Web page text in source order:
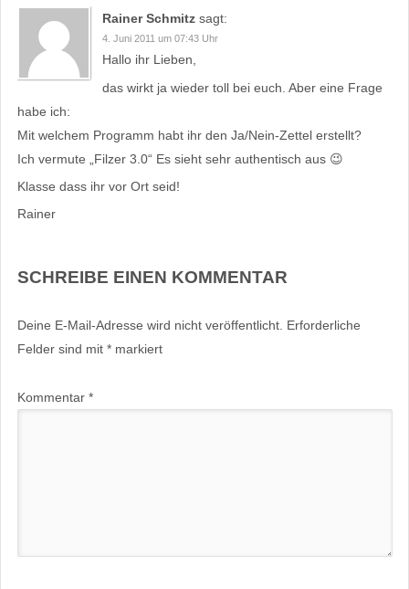
Rainer Schmitz sagt:
4. Juni 2011 um 07:43 Uhr
Hallo ihr Lieben,
das wirkt ja wieder toll bei euch. Aber eine Frage
habe ich:
Mit welchem Programm habt ihr den Ja/Nein-Zettel erstellt?
Ich vermute „Filzer 3.0“ Es sieht sehr authentisch aus 😉
Klasse dass ihr vor Ort seid!
Rainer
SCHREIBE EINEN KOMMENTAR
Deine E-Mail-Adresse wird nicht veröffentlicht. Erforderliche
Felder sind mit *markiert
Kommentar *